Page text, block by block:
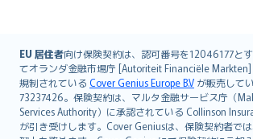
EU 居住者向け保険契約は、認可番号を12046177と
てオランダ金融市場庁 [Autoriteit Financiële
規制されている Cover Genius Europe B.V が販売して
73237426。保険契約は、マルタ金融サービス庁（
Services Authority）に承認されている Collinson
が引き受けします。Cover Geniusは、保険契約者で
English (UK)
English (US)
Deutsch
français
Nederlands